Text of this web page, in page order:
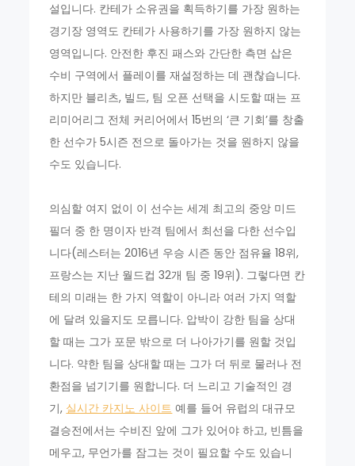
설입니다. 칸테가 소유권을 획득하기를 가장 원하는
경기장 영역도 칸테가 사용하기를 가장 원하지 않는
영역입니다. 안전한 후진 패스와 간단한 측면 삽은
수비 구역에서 플레이를 재설정하는 데 괜찮습니다.
하지만 블리츠, 빌드, 팀 오픈 선택을 시도할 때는 프
리미어리그 전체 커리어에서 15번의 ‘큰 기회’를 창출
한 선수가 5시즌 전으로 돌아가는 것을 원하지 않을
수도 있습니다.
의심할 여지 없이 이 선수는 세계 최고의 중앙 미드
필더 중 한 명이자 반격 팀에서 최선을 다한 선수입
니다(레스터는 2016년 우승 시즌 동안 점유율 18위,
프랑스는 지난 월드컵 32개 팀 중 19위). 그렇다면 칸
테의 미래는 한 가지 역할이 아니라 여러 가지 역할
에 달려 있을지도 모릅니다. 압박이 강한 팀을 상대
할 때는 그가 포문 밖으로 더 나아가기를 원할 것입
니다. 약한 팀을 상대할 때는 그가 더 뒤로 물러나 전
환점을 넘기기를 원합니다. 더 느리고 기술적인 경
기, 실시간 카지노 사이트 예를 들어 유럽의 대규모
결승전에서는 수비진 앞에 그가 있어야 하고, 빈틈을
메우고, 무언가를 잠그는 것이 필요할 수도 있습니